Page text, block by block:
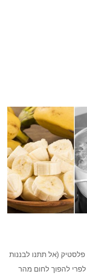
פלסטיק (אל תתנו לבננות
להפוך לחום מהר